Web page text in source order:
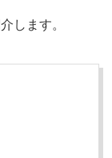
します。